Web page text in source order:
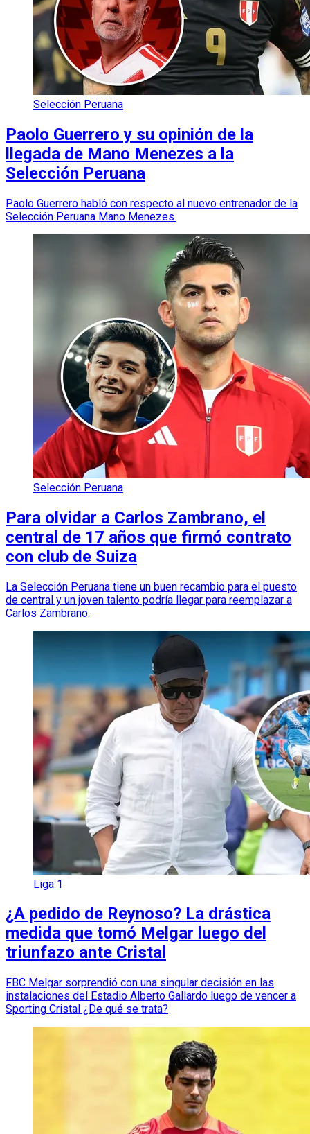
Selección Peruana
Paolo Guerrero y su opinión de la
llegada de Mano Menezes a la
Selección Peruana
Paolo Guerrero habló con respecto al nuevo entrenador de la
Selección Peruana Mano Menezes.
Selección Peruana
Para olvidar a Carlos Zambrano, el
central de 17 años que firmó contrato
con club de Suiza
La Selección Peruana tiene un buen recambio para el puesto
de central y un joven talento podría llegar para reemplazar a
Carlos Zambrano.
Liga 1
¿A pedido de Reynoso? La drástica
medida que tomó Melgar luego del
triunfazo ante Cristal
FBC Melgar sorprendió con una singular decisión en las
instalaciones del Estadio Alberto Gallardo luego de vencer a
Sporting Cristal ¿De qué se trata?